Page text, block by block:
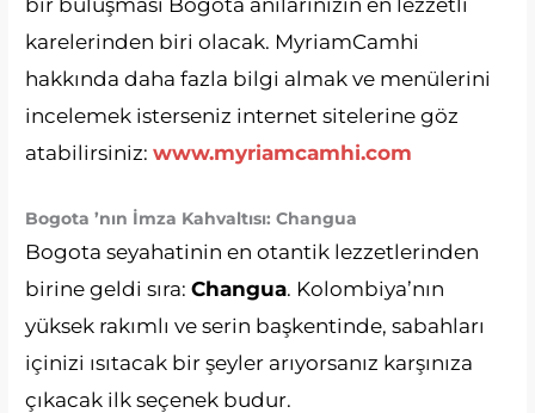
karelerinden biri olacak. MyriamCamhi
hakkında daha fazla bilgi almak ve menülerini
incelemek isterseniz internet sitelerine göz
atabilirsiniz:www.myriamcamhi.com
Bogota ’nın İmza Kahvaltısı: Changua
Bogota seyahatinin en otantik lezzetlerinden
birine geldi sıra:Changua. Kolombiya’nın
yüksek rakımlı ve serin başkentinde, sabahları
içinizi ısıtacak bir şeyler arıyorsanız karşınıza
çıkacak ilk seçenek budur.